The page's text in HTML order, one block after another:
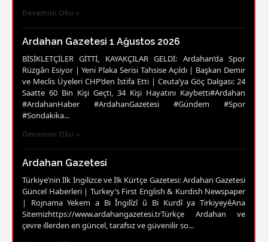
Devamını Oku »
Ardahan Gazetesi 1 Ağustos 2026
BİSİKLETÇİLER GİTTİ, KAYAKÇILAR GELDİ: Ardahan’da Spor
Rüzgârı Esiyor | Yeni Plaka Serisi Tahsise Açıldı | Başkan Demir
ve Meclis Üyeleri CHP’den İstifa Etti | Ceuta’ya Göç Dalgası: 24
Saatte 60 Bin Kişi Geçti, 34 Kişi Hayatını Kaybetti#Ardahan
#ArdahanHaber #ArdahanGazetesi #Gündem #Spor
#Sondakika...
Devamını Oku »
Ardahan Gazetesi
Türkiye’nin İlk İngilizce ve İlk Kürtçe Gazetesi: Ardahan Gazetesi
Güncel Haberleri | Turkey’s First English & Kurdish Newspaper
| Rojnama Yekem a Bi Îngilîzî û Bi Kurdî ya TirkiyeyêAna
Sitemizhttps://www.ardahangazetesi.trTürkçe Ardahan ve
çevre illerden en güncel, tarafsız ve güvenilir so...